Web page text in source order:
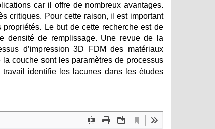
car il offre de nombreux avantages.
critiques. Pour cette raison, il est important
Le but de cette recherche est de
densité de remplissage. Une revue de la
d’impression 3D FDM des matériaux
couche sont les paramètres de processus
identifie les lacunes dans les études